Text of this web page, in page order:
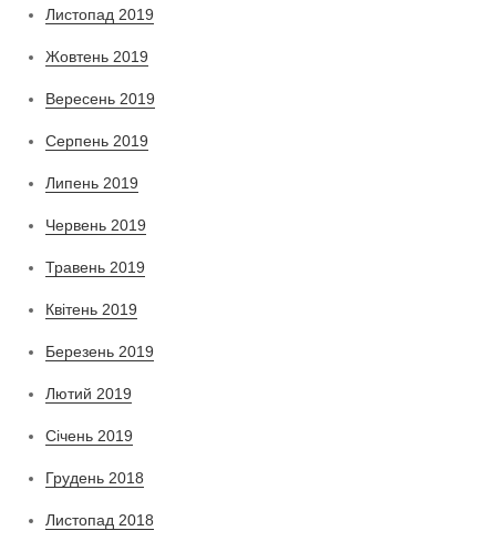
Листопад 2019
Жовтень 2019
Вересень 2019
Серпень 2019
Липень 2019
Червень 2019
Травень 2019
Квітень 2019
Березень 2019
Лютий 2019
Січень 2019
Грудень 2018
Листопад 2018